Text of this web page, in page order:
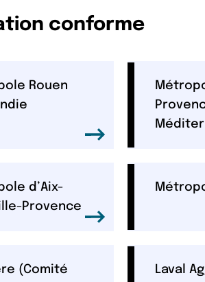
conforme
Rouen
d’Aix-
Provence
(Comité
Laval